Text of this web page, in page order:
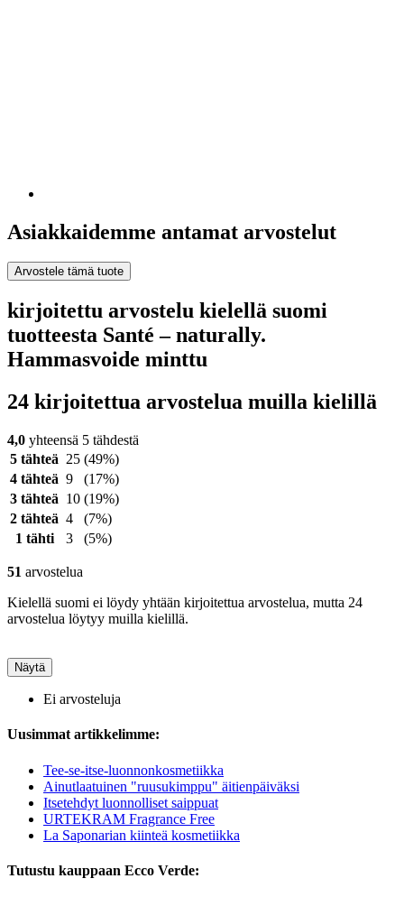
Asiakkaidemme antamat arvostelut
Arvostele tämä tuote
kirjoitettu arvostelu kielellä suomi
tuotteesta Santé – naturally.
Hammasvoide minttu
24 kirjoitettua arvostelua muilla kielillä
4,0 yhteensä 5 tähdestä
5 tähteä 25 (49%)
4 tähteä 9
(17%)
3 tähteä 10 (19%)
2 tähteä 4
(7%)
1 tähti
3 (5%)
51 arvostelua
Kielellä suomi ei löydy yhtään kirjoitettua arvostelua, mutta 24
arvostelua löytyy muilla kielillä.
Näytä
Ei arvosteluja
Uusimmat artikkelimme:
Tee-se-itse-luonnonkosmetiikka
Ainutlaatuinen "ruusukimppu" äitienpäiväksi
Itsetehdyt luonnolliset saippuat
URTEKRAM Fragrance Free
La Saponarian kiinteä kosmetiikka
Tutustu kauppaan Ecco Verde: